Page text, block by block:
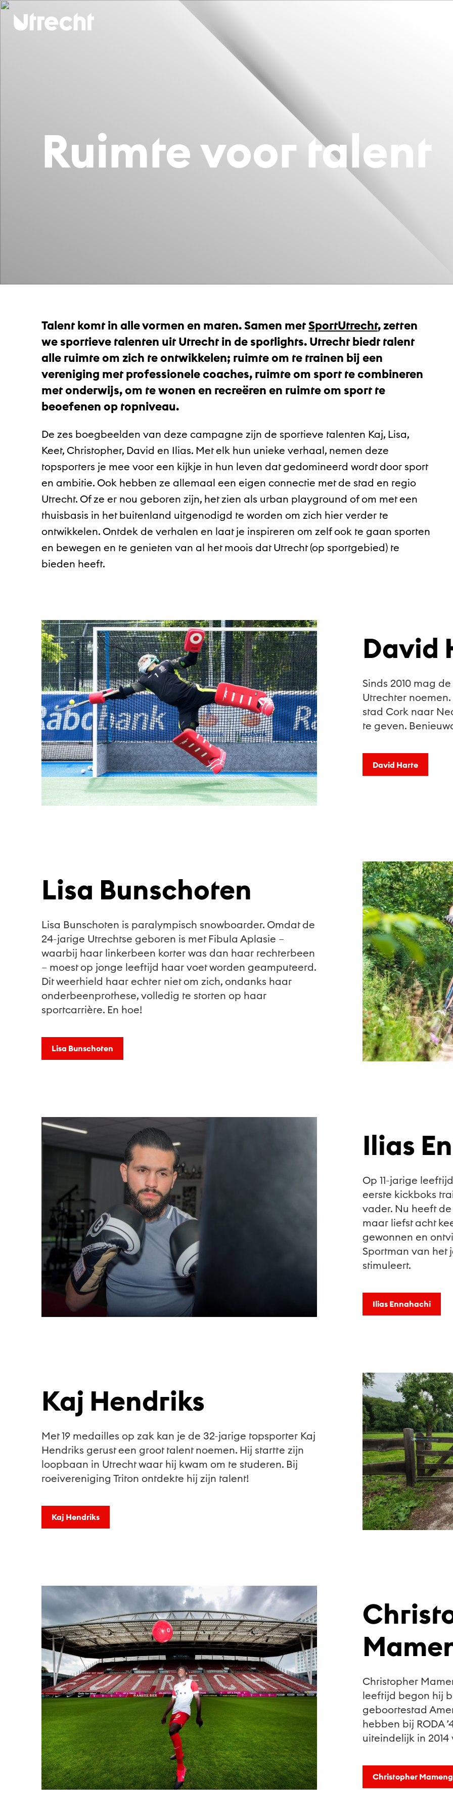
Ga naar hoofdinhoud
Ruim­te voor ta­lent
Talent komt in alle vormen en maten. Samen metSportUtrecht, zetten
we sportieve talenten uit Utrecht in de spotlights. Utrecht biedt talent
alle ruimte om zich te ontwikkelen; ruimte om te trainen bij een
vereniging met professionele coaches, ruimte om sport te combineren
met onderwijs, om te wonen en recreëren en ruimte om sport te
beoefenen op topniveau.
De zes boegbeelden van deze campagne zijn de sportieve talenten Kaj, Lisa,
Keet, Christopher, David en Ilias. Met elk hun unieke verhaal, nemen deze
topsporters je mee voor een kijkje in hun leven dat gedomineerd wordt door sport
en ambitie. Ook hebben ze allemaal een eigen connectie met de stad en regio
Utrecht. Of ze er nou geboren zijn, het zien als urban playground of om met een
thuisbasis in het buitenland uitgenodigd te worden om zich hier verder te
ontwikkelen. Ontdek de verhalen en laat je inspireren om zelf ook te gaan sporten
en bewegen en te genieten van al het moois dat Utrecht (op sportgebied) te
bieden heeft.
David
Sinds 2010 mag
Utrechter
stad Cork naar
te geven.
David Harte
Lisa Bunschoten
Lisa Bunschoten is paralympisch snowboarder. Omdat de
24-jarige Utrechtse geboren is met Fibula Aplasie –
waarbij haar linkerbeen korter was dan haar rechterbeen
– moest op jonge leeftijd haar voet worden geamputeerd.
Dit weerhield haar echter niet om zich, ondanks haar
onderbeenprothese, volledig te storten op haar
sportcarrière. En hoe!
Lisa Bunschoten
Ilias
Op 11-jarige
eerste kickboks
vader. Nu heeft
maar liefst acht
gewonnen en
Sportman van het
stimuleert.
Ilias Ennahachi
Kaj Hendriks
Met 19 medailles op zak kan je de 32-jarige topsporter Kaj
Hendriks gerust een groot talent noemen. Hij startte zijn
loopbaan in Utrecht waar hij kwam om te studeren. Bij
roeivereniging Triton ontdekte hij zijn talent!
Kaj Hendriks
Christopher
leeftijd begon hij
geboortestad
hebben bij RODA
uiteindelijk in
Christopher